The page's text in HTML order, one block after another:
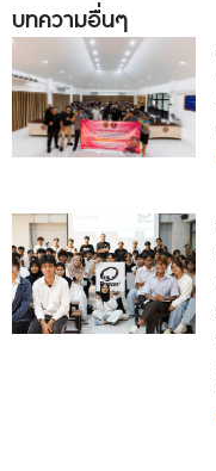
บทความอื่นๆ